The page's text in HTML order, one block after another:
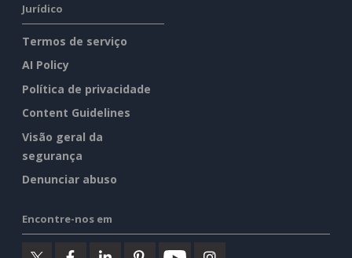
Jurídico
Termos de serviço
AI Policy
Política de privacidade
Content Guidelines
Visão geral da
segurança
Denunciar abuso
Encontre-nos em